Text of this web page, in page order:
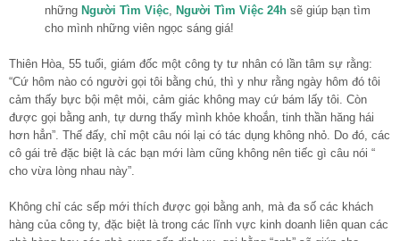
những Người Tìm Việc Người Tìm Việc 24h sẽ giúp bạn tìm
cho mình những viên ngọc sáng giá!
Thiên Hòa, 55 tuổi, giám đốc một công ty tư nhân có lần tâm sự rằng:
“Cứ hôm nào có người gọi tôi bằng chú, thì y như rằng ngày hôm đó tôi
cảm thấy bực bội mệt mỏi, cảm giác không may cứ bám lấy tôi. Còn
được gọi bằng anh, tự dưng thấy mình khỏe khoắn, tinh thần hăng hái
hơn hẳn”. Thế đấy, chỉ một câu nói lại có tác dụng không nhỏ. Do đó, các
cô gái trẻ đặc biệt là các bạn mới làm cũng không nên tiếc gì câu nói “
cho vừa lòng nhau này”.
Không chỉ các sếp mới thích được gọi bằng anh, mà đa số các khách
hàng của công ty, đặc biệt là trong các lĩnh vực kinh doanh liên quan các